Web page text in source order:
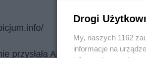
przysłała Amy Kuebelbeck,
Drogi
My, naszych 1162
informacje na